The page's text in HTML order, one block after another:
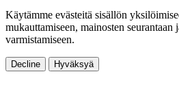
Käytämme evästeitä sisällön
mukauttamiseen, mainosten
varmistamiseen.
Decline Hyväksyä